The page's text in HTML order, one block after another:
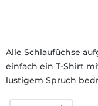
Alle Schlaufüchse
einfach ein T-Shirt
lustigem Spruch